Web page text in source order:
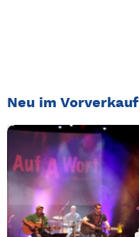
Neu im Vorverkauf